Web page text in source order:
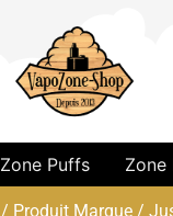
Zone Puffs Zone
/ Produit Marque /